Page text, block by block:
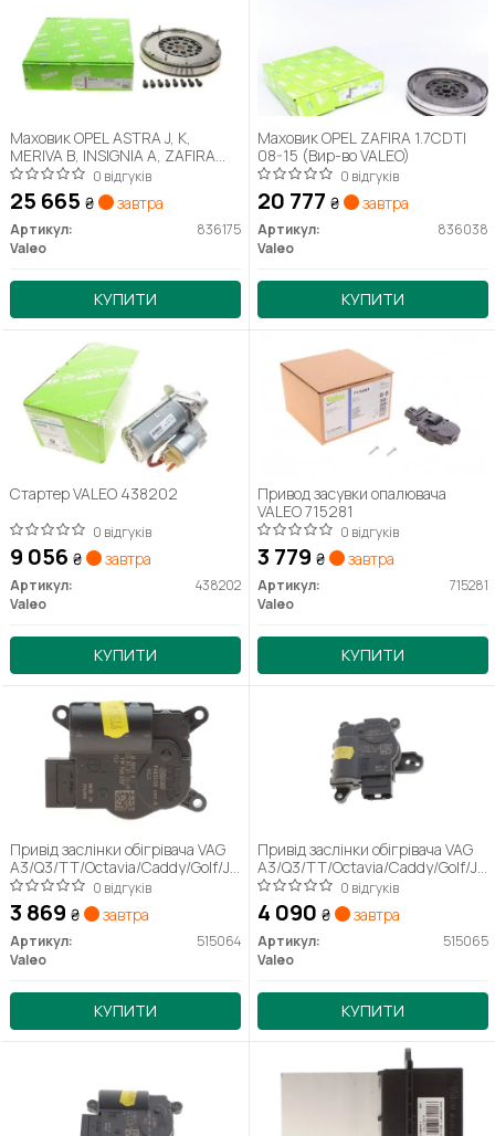
Маховик OPEL ASTRA J, K,
MERIVA B, INSIGNIA A, ZAFIRA
TOURER C 1.6CDTi, 13- (Вир-во
VALEO)
0 відгуків
25 665 ₴ завтра
Артикул:
836175
Valeo
КУПИТИ
Маховик OPEL ZAFIRA 1.7CDTI
08-15 (Вир-во VALEO)
0 відгуків
20 777 ₴ завтра
Артикул:
836038
Valeo
КУПИТИ
Стартер VALEO 438202
0 відгуків
9 056 ₴ завтра
Артикул:
438202
Valeo
КУПИТИ
Привод засувки опалювача
VALEO 715281
0 відгуків
3 779 ₴ завтра
Артикул:
715281
Valeo
КУПИТИ
Привід заслінки обігрівача VAG
A3/Q3/TT/Octavia/Caddy/Golf/Jetta/Touran
"1,2-3,6 "03>>0 відгуків
3 869 ₴ завтра
Артикул:
515064
Valeo
КУПИТИ
Привід заслінки обігрівача VAG
A3/Q3/TT/Octavia/Caddy/Golf/
"1,0-3,6 "03>>0 відгуків
4 090 ₴ завтра
Артикул:
515065
Valeo
КУПИТИ